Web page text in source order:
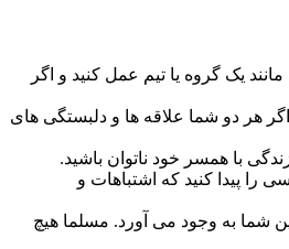
یک گروه یا تیم عمل کنید و اگر
هر دو شما علاقه ها و دلبستگی های
با همسر خود ناتوان باشید.
پیدا کنید که اشتباهات و
شما به وجود می آورد. مسلما هیچ